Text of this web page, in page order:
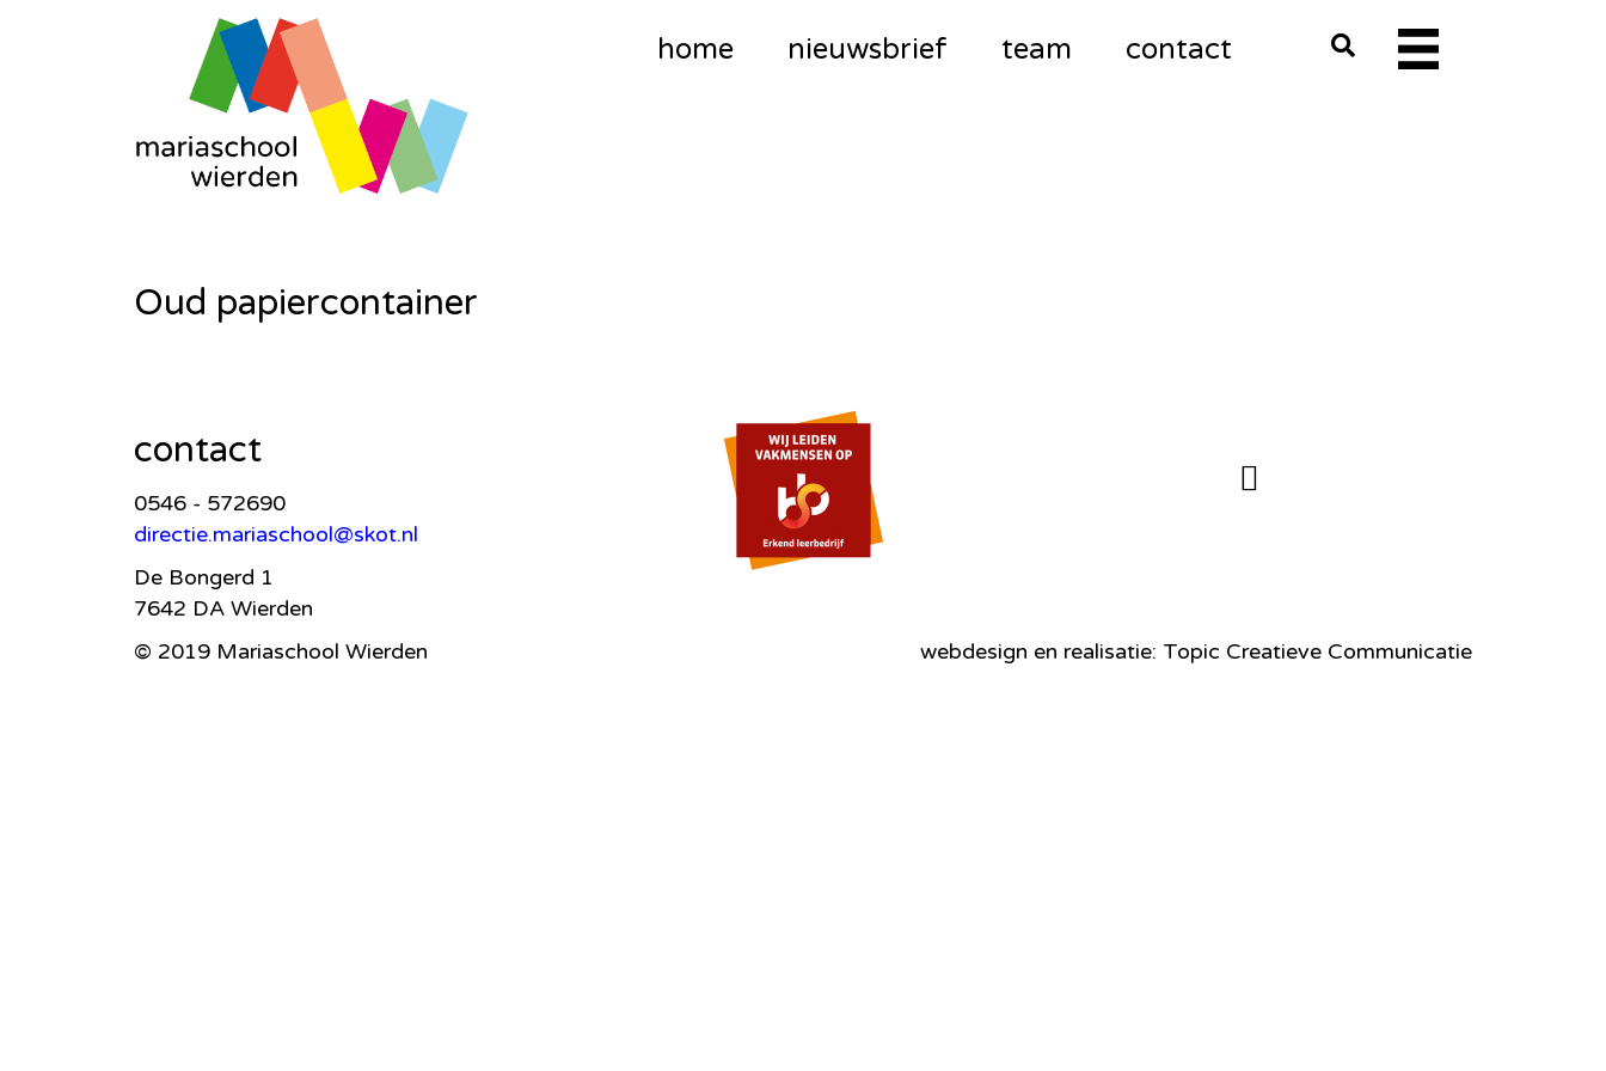
home nieuwsbrief team contact
Oud papiercontainer
contact
0546 - 572690
directie.mariaschool@skot.nl
De Bongerd 1
7642 DA Wierden
© 2019 Mariaschool Wierden
webdesign en realisatie: Topic Creatieve Communicatie